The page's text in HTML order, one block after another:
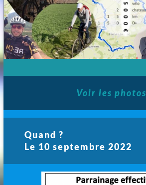
Voir les photos
Quand ?
Le 10 septembre 2022